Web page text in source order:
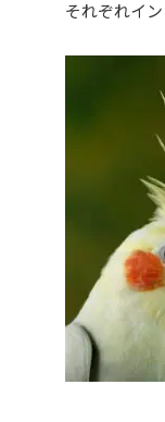
それぞれイ